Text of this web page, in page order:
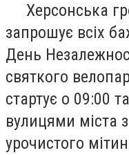
Херсонська
запрошує всіх
День
святкого
стартує о 09:00
вулицями міста
урочистого